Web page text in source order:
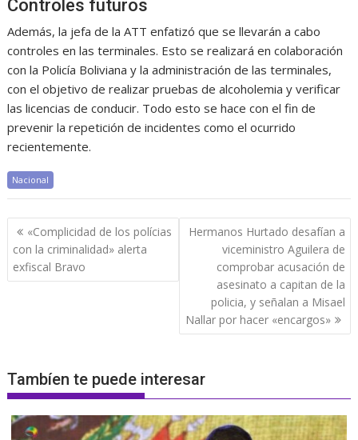
Controles futuros
Además, la jefa de la ATT enfatizó que se llevarán a cabo
controles en las terminales. Esto se realizará en colaboración
con la Policía Boliviana y la administración de las terminales,
con el objetivo de realizar pruebas de alcoholemia y verificar
las licencias de conducir. Todo esto se hace con el fin de
prevenir la repetición de incidentes como el ocurrido
recientemente.
Nacional
Navegación
de
entradas
«Complicidad de los polícias
con la criminalidad» alerta
exfiscal Bravo
Hermanos Hurtado desafían a
viceministro Aguilera de
comprobar acusación de
asesinato a capitan de la
policia, y señalan a Misael
Nallar por hacer «encargos»
Tambíen te puede interesar